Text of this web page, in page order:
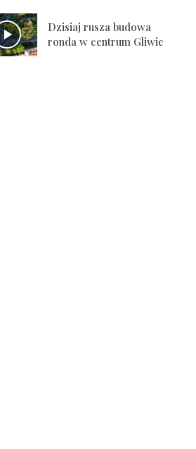
Dzisiaj rusza budowa
ronda w centrum Gliwic